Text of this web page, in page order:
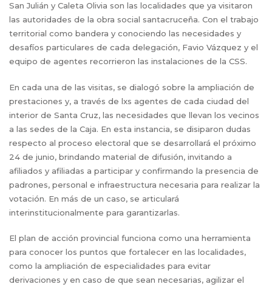
San Julián y Caleta Olivia son las localidades que ya visitaron
las autoridades de la obra social santacruceña. Con el trabajo
territorial como bandera y conociendo las necesidades y
desafíos particulares de cada delegación, Favio Vázquez y el
equipo de agentes recorrieron las instalaciones de la CSS.
En cada una de las visitas, se dialogó sobre la ampliación de
prestaciones y, a través de lxs agentes de cada ciudad del
interior de Santa Cruz, las necesidades que llevan los vecinos
a las sedes de la Caja. En esta instancia, se disiparon dudas
respecto al proceso electoral que se desarrollará el próximo
24 de junio, brindando material de difusión, invitando a
afiliados y afiliadas a participar y confirmando la presencia de
padrones, personal e infraestructura necesaria para realizar la
votación. En más de un caso, se articulará
interinstitucionalmente para garantizarlas.
El plan de acción provincial funciona como una herramienta
para conocer los puntos que fortalecer en las localidades,
como la ampliación de especialidades para evitar
derivaciones y en caso de que sean necesarias, agilizar el